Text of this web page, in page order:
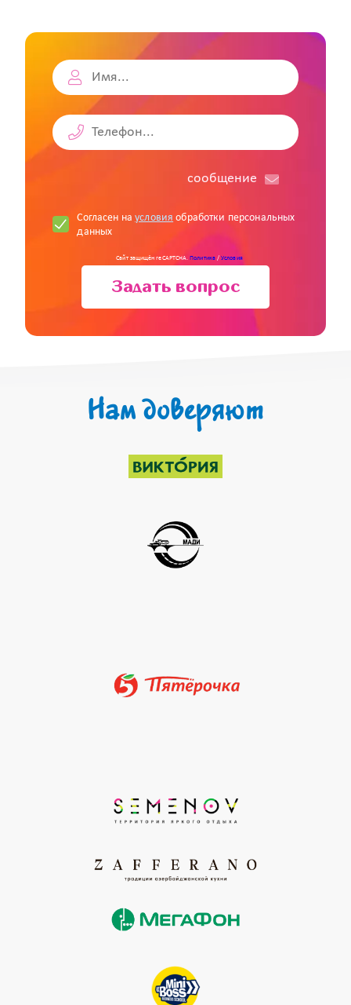
cообщение
Согласен наусловия обработки персональных
данных
Сайт защищён reCAPTCHA. Политика/Условия
Задать вопрос
Нам доверяют